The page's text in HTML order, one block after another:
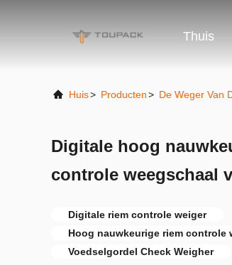
Thuis
Huis> Producten> De Weger Van
Digitale hoog
controle weegschaal
Digitale riem controle weiger
Hoog nauwkeurige riem controle
Voedselgordel Check Weigher